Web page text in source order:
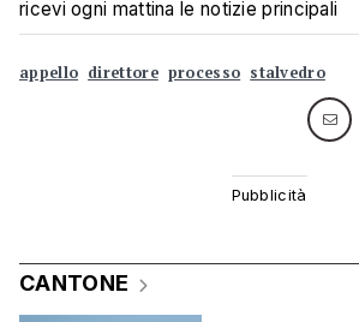
ricevi ogni mattina le notizie principali
appello direttore processo stalvedro
CANTONE